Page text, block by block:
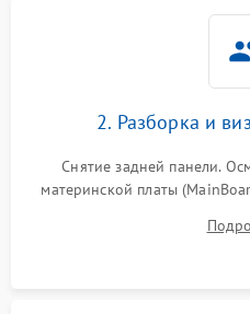
2. Разборка и
Снятие задней панели.
материнской платы
Проверка надежности